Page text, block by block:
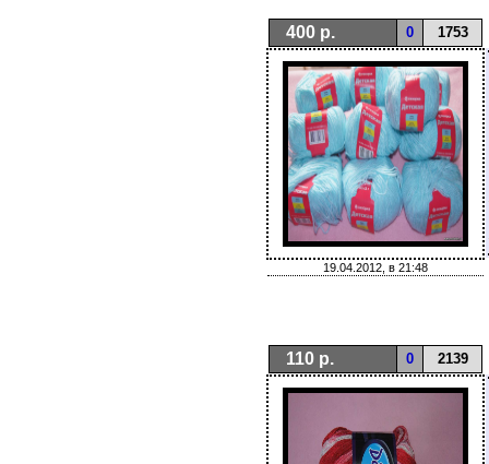
400 р. 0 1753
19.04.2012, в 21:48
110 р. 0 2139